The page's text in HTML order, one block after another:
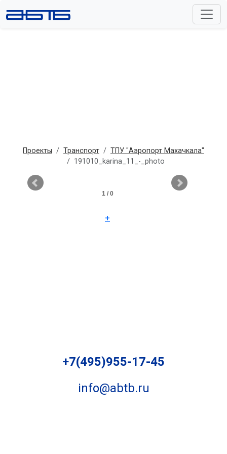
Проекты Транспорт
ТПУ "Аэропорт Махачкала"
191010_karina_11_-_photo
1 / 0
+
+7(495)955-17-45
info@abtb.ru